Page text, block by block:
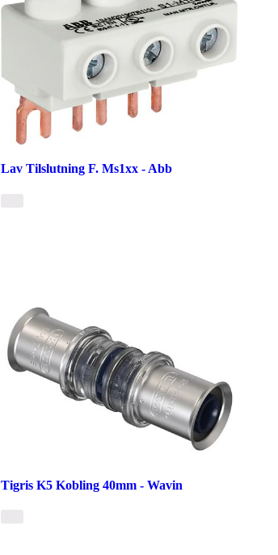
Lav Tilslutning F. Ms1xx - Abb
Tigris K5 Kobling 40mm - Wavin